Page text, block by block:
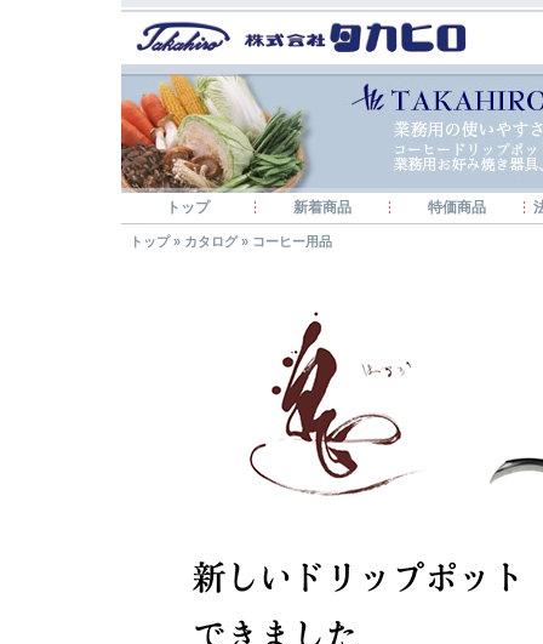
トップ 新着商品 特価商品
トップ» カタログ» コーヒー用品